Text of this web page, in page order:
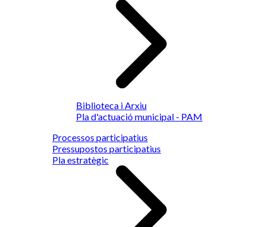
Biblioteca i Arxiu
Pla d'actuació municipal - PAM
Processos participatius
Pressupostos participatius
Pla estratègic